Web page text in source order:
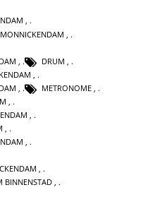
,
MONNICKENDAM
DRUM
METRONOME
,
,
BINNENSTAD ,